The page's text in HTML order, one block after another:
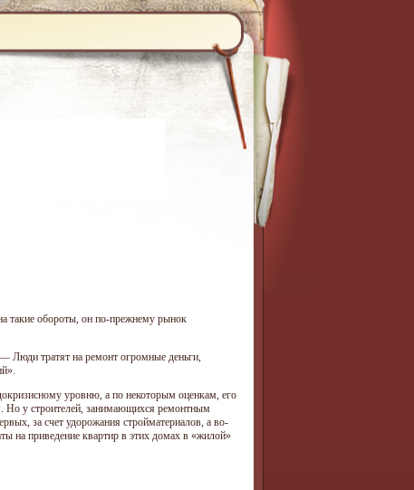
такие обороты, он по-прежнему рынок
Люди тратят на ремонт огромные деньги,
уровню, а по некоторым оценкам, его
Но у строителей, занимающихся ремонтным
за счет удорожания стройматериалов, а во-
на приведение квартир в этих домах в «жилой»